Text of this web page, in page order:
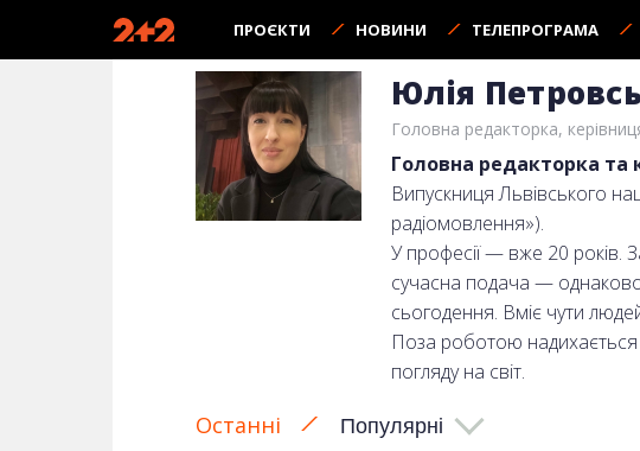
ПРОЄКТИ НОВИНИ ТЕЛЕПРОГРАМА
Юлія
Головна редакторка,
Головна редакторка та
Випускниця Львівського
радіомовлення»).
У професії — вже 20 років.
сучасна подача — однаково
сьогодення. Вміє чути
Поза роботою
погляду на світ.
Останні Популярні